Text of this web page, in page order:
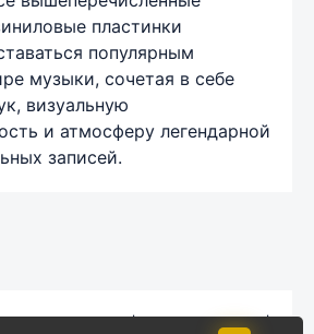
пластинки
популярным
музыки, сочетая в себе
визуальную
и атмосферу легендарной
записей.
Комментарии